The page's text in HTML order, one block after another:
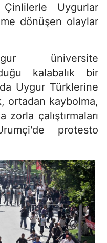
Uygurlar
dönüşen olaylar
üniversite
kalabalık bir
Uygur Türklerine
ortadan kaybolma,
zorla çalıştırmaları
protesto